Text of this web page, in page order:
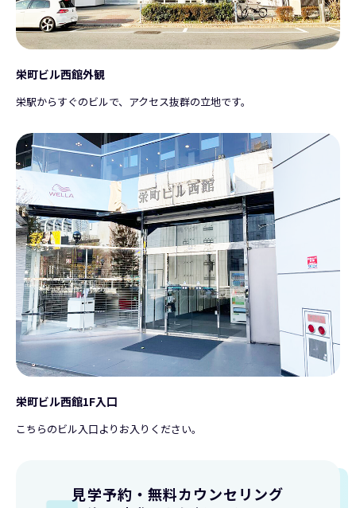
栄町ビル西館外観
栄駅からすぐのビルで、アクセス抜群の立地です。
栄町ビル西館1F入口
こちらのビル入口よりお入りください。
見学予約・無料カウンセリング